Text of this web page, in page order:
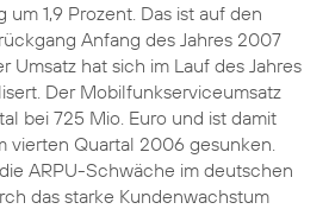
1,9 Prozent. Das ist auf den
Anfang des Jahres 2007
Umsatz hat sich im Lauf des Jahres
Der Mobilfunkserviceumsatz
bei 725 Mio. Euro und ist damit
vierten Quartal 2006 gesunken.
ARPU-Schwäche im deutschen
das starke Kundenwachstum